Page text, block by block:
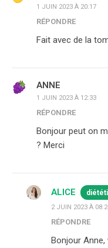
1 JUIN 2023 À 20:17
RÉPONDRE
Fait avec de la
ANNE
1 JUIN 2023 À 12:33
RÉPONDRE
Bonjour peut on
? Merci
ALICE
2 JUIN 2023 À
RÉPONDRE
Bonjour